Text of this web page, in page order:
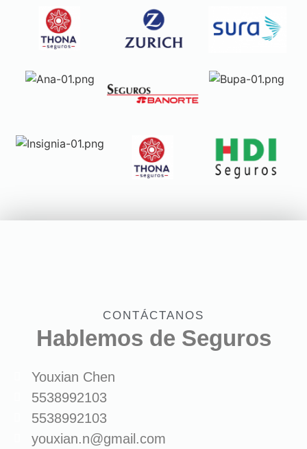
CONTÁCTANOS
Hablemos de Seguros
Youxian Chen
5538992103
5538992103
youxian.n@gmail.com